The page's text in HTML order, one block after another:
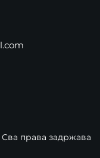
Сва права задржава